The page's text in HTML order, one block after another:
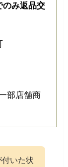
のみ返品交
部店舗商
いた状